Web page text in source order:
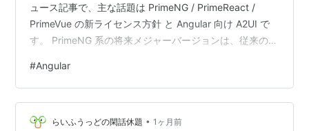
ュース記事で、主な話題は PrimeNG / PrimeReact /
PrimeVue の新ライセンス方針 と Angular 向け A2UI で
す。 PrimeNG 系の将来メジャーバージョンは、従来の完
向けの Community license と、商用の PrimeUI ライセン
スに分かれる流れとして紹介されています。 商用ライセ
ンスは launch price として 1…
#Angular
らいふうっどの閑話休題 • 1ヶ月前